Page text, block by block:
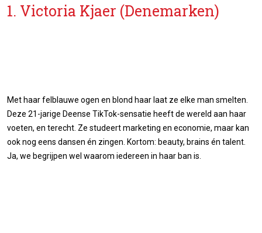
1. Victoria Kjaer (Denemarken)
Met haar felblauwe ogen en blond haar laat ze elke man smelten.
Deze 21-jarige Deense TikTok-sensatie heeft de wereld aan haar
voeten, en terecht. Ze studeert marketing en economie, maar kan
ook nog eens dansen én zingen. Kortom: beauty, brains én talent.
Ja, we begrijpen wel waarom iedereen in haar ban is.